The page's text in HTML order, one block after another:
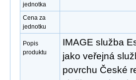
jednotka
Cena za
jednotku
Popis
produktu
IMAGE služba
jako veřejná
povrchu České